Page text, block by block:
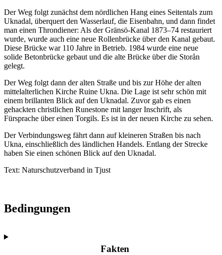
Der Weg folgt zunächst dem nördlichen Hang eines Seitentals zum
Uknadal, überquert den Wasserlauf, die Eisenbahn, und dann findet
man einen Throndiener: Als der Gränsö-Kanal 1873–74 restauriert
wurde, wurde auch eine neue Rollenbrücke über den Kanal gebaut.
Diese Brücke war 110 Jahre in Betrieb. 1984 wurde eine neue
solide Betonbrücke gebaut und die alte Brücke über die Storån
gelegt.
Der Weg folgt dann der alten Straße und bis zur Höhe der alten
mittelalterlichen Kirche Ruine Ukna. Die Lage ist sehr schön mit
einem brillanten Blick auf den Uknadal. Zuvor gab es einen
gehackten christlichen Runestone mit langer Inschrift, als
Fürsprache über einen Torgils. Es ist in der neuen Kirche zu sehen.
Der Verbindungsweg fährt dann auf kleineren Straßen bis nach
Ukna, einschließlich des ländlichen Handels. Entlang der Strecke
haben Sie einen schönen Blick auf den Uknadal.
Text: Naturschutzverband in Tjust
Bedingungen
Fakten